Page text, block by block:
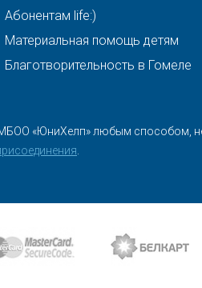
Абонентам life:)
Материальная помощь детям
Благотворительность в Гомеле
«ЮниХелп» любым способом,